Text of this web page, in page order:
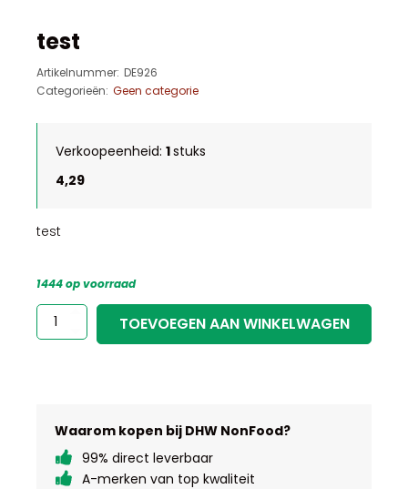
test
Artikelnummer: DE926
Categorieën: Geen categorie
Verkoopeenheid: 1stuks
4,29
test
1444 op voorraad
test
aantal
TOEVOEGEN AAN WINKELWAGEN
Waarom kopen bij DHW NonFood?
99% direct leverbaar
A-merken van top kwaliteit